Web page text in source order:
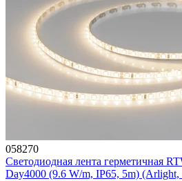
058270
Светодиодная лента герметичная
Day4000 (9.6 W/m, IP65, 5m) (Arlight,